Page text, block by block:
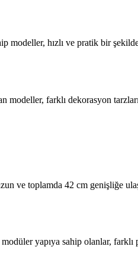
modeller, hızlı ve pratik bir
farklı dekorasyon
ve toplamda 42 cm genişliğe
yapıya sahip olanlar, farklı